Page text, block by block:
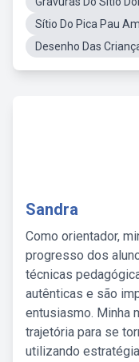
Sítio Do Pica Pau
Desenho Das
Sandra
Como orientador,
progresso dos
técnicas
autênticas e são
entusiasmo. Minha
trajetória para se
utilizando